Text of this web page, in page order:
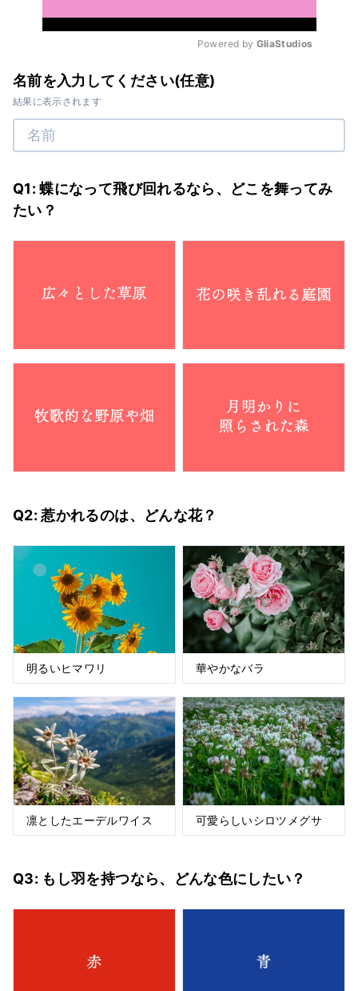
Powered by GliaStudios
名前を入力してください(任意)
結果に表示されます
Q1: 蝶になって飛び回れるなら、どこを舞ってみ
たい？
Q2: 惹かれるのは、どんな花？
明るいヒマワリ 華やかなバラ
凛としたエーデルワイス 可愛らしいシロツメグサ
Q3: もし羽を持つなら、どんな色にしたい？